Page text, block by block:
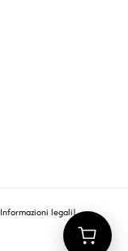
Informazioni legali|